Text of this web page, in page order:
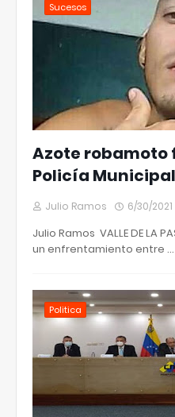
Sucesos
Azote robamoto
Policía Municipal
Julio Ramos 6/30/
Julio Ramos VALLE DE LA
un enfrentamiento entre …
Politica